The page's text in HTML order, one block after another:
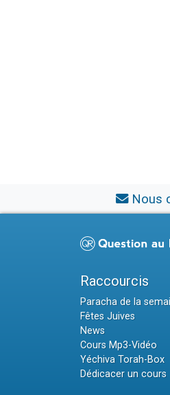
Nous
Raccourcis
Paracha de la
Fêtes Juives
News
Cours Mp3-Vidéo
Yéchiva Torah-Box
Dédicacer un cours